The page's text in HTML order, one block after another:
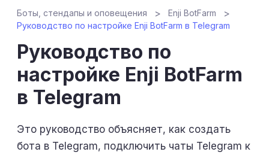
Боты, стендапы и оповещения
Enji BotFarm
Руководство по настройке Enji BotFarm в Telegram
Руководство по
настройке Enji BotFarm
в Telegram
Это руководство объясняет, как создать
бота в Telegram, подключить чаты Telegram к